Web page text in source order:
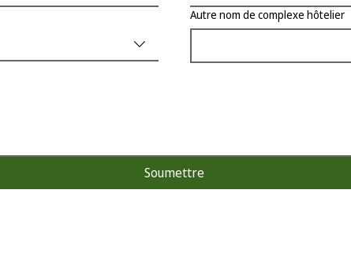
Autre nom de complexe hôtelier
Soumettre